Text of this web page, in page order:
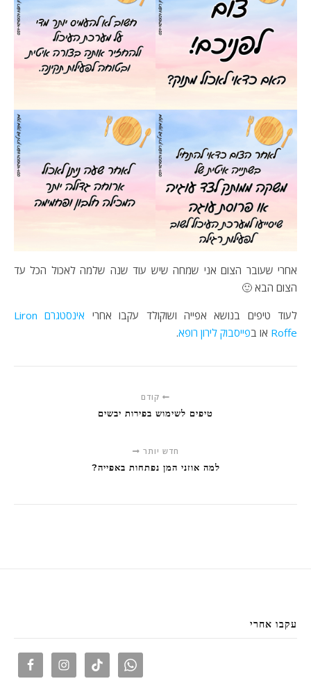
אחרי שעובר הצום אני שמחה שיש עוד שנה שלמה לאכול הכל עד
הצום הבא 🙂
לעוד טיפים בנושא אפייה ושוקולד עקבו אחרי
אינסטגרם Liron
Roffe או בפייסבוק לירון רופא.
קודם
טיפים לשימוש בפירות יבשים
חדש יותר
למה אוזני המן נפתחות באפייה?
עקבו אחרי